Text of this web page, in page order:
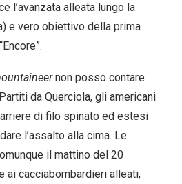
l’avanzata alleata lungo la
e vero obiettivo della prima
non posso contare
da Querciola, gli americani
di filo spinato ed estesi
l’assalto alla cima. Le
il mattino del 20
ai cacciabombardieri alleati,